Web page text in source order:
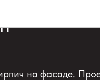
на фасаде.